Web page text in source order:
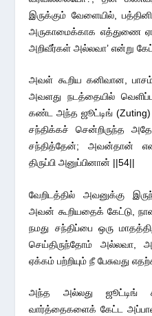
இருக்கும் வேளையில்,
அருகாமைக்காக எத்துணை
அறிவீர்கள் அல்லவா’ என்று
அவள் கூறிய கனிவான,
அவளது நடத்தையில்
கண்ட அந்த ஜூட்டிங் (Zuting)
சந்திக்கச் சென்றிருந்த
சந்தித்தேன்; அவன்தான்
திருப்பி அனுப்பினான் ||54||
வேறிடத்தில் அவனுக்கு
அவன் கூறியதைக் கேட்டு,
நமது சந்திப்பை ஒரு
செய்திருந்தோம் அல்லவா,
ஏக்கம் பற்றியும் நீ பேசுவது
அந்த அல்லது ஜூட்டிங்
வார்த்தைகளைக் கேட்ட